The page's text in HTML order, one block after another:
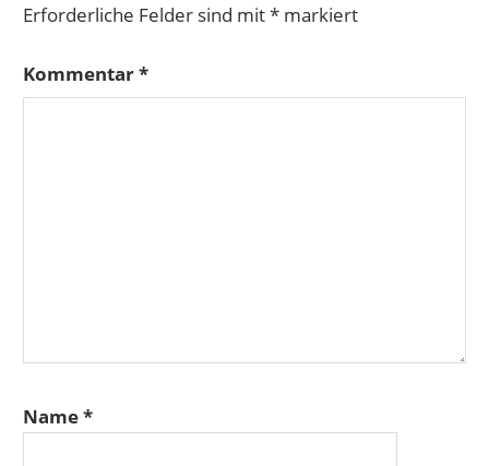
Erforderliche Felder sind mit* markiert
Kommentar*
Name*